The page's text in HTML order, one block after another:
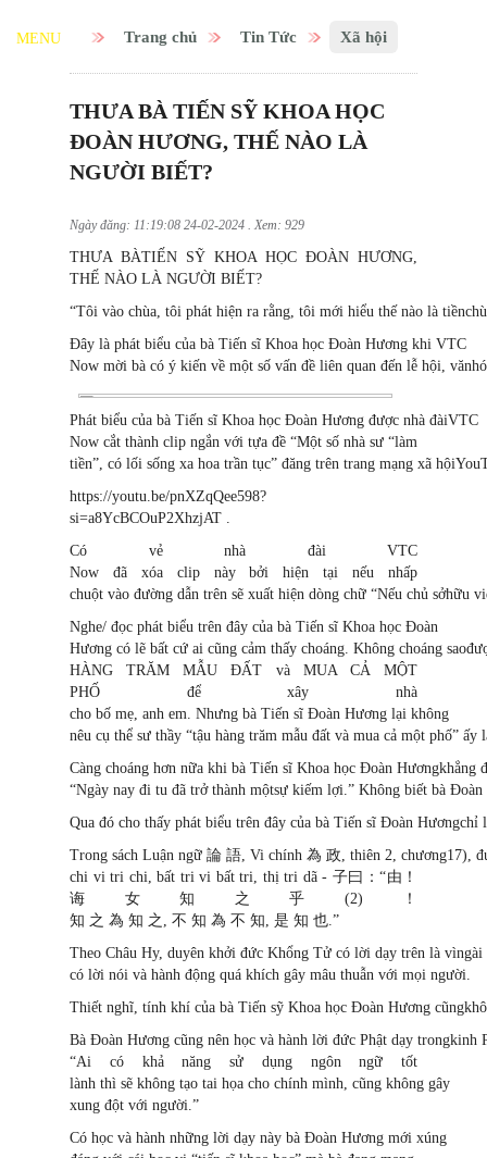
MENU Trang chủ Tin Tức Xã hội
THƯA BÀ TIẾN SỸ KHOA HỌC
ĐOÀN HƯƠNG, THẾ NÀO LÀ
NGƯỜI BIẾT?
Ngày đăng: 11:19:08 24-02-2024 . Xem: 929
THƯA BÀTIẾN SỸ KHOA HỌC ĐOÀN HƯƠNG,
THẾ NÀO LÀ NGƯỜI BIẾT?
“Tôi vào chùa, tôi phát hiện ra rằng, tôi mới hiểu thế nào là
Đây là phát biểu của bà Tiến sĩ Khoa học Đoàn Hương khi VTC
Now mời bà có ý kiến về một số vấn đề liên quan đến lễ hội,
Phát biểu của bà Tiến sĩ Khoa học Đoàn Hương được nhà đàiVTC
Now cắt thành clip ngắn với tựa đề “Một số nhà sư “làm
tiền”, có lối sống xa hoa trần tục” đăng trên trang mạng xã
https://youtu.be/pnXZqQee598?
si=a8YcBCOuP2XhzjAT .
Có vẻ nhà đài VTC
Now đã xóa clip này bởi hiện tại nếu nhấp
chuột vào đường dẫn trên sẽ xuất hiện dòng chữ “Nếu chủ sởhữu
Nghe/ đọc phát biểu trên đây của bà Tiến sĩ Khoa học Đoàn
Hương có lẽ bất cứ ai cũng cảm thấy choáng. Không choáng
HÀNG TRĂM MẪU ĐẤT và MUA CẢ MỘT
PHỐ để xây nhà
cho bố mẹ, anh em. Nhưng bà Tiến sĩ Đoàn Hương lại không
nêu cụ thể sư thầy “tậu hàng trăm mẫu đất và mua cả một phố” ấy
Càng choáng hơn nữa khi bà Tiến sĩ Khoa học Đoàn Hươngkhẳng
“Ngày nay đi tu đã trở thành mộtsự kiếm lợi.” Không biết bà
Qua đó cho thấy phát biểu trên đây của bà Tiến sĩ Đoàn
Trong sách Luận ngữ 論 語, Vi chính 為 政, thiên 2, chương17),
chi vi tri chi, bất tri vi bất tri, thị tri dã - 子曰：“由！
诲女知之乎(2)！
知 之 為 知 之, 不 知 為 不 知, 是 知 也.”
Theo Châu Hy, duyên khởi đức Khổng Tử có lời dạy trên là
có lời nói và hành động quá khích gây mâu thuẫn với mọi người.
Thiết nghĩ, tính khí của bà Tiến sỹ Khoa học Đoàn Hương
Bà Đoàn Hương cũng nên học và hành lời đức Phật dạy trongkinh
“Ai có khả năng sử dụng ngôn ngữ tốt
lành thì sẽ không tạo tai họa cho chính mình, cũng không gây
xung đột với người.”
Có học và hành những lời dạy này bà Đoàn Hương mới xúng